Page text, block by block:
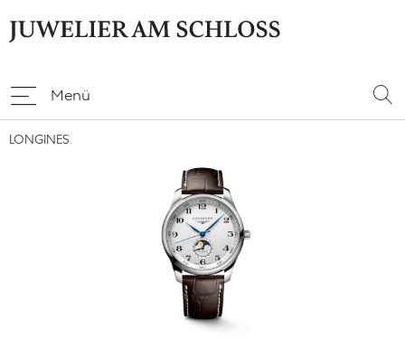
Menü
LONGINES